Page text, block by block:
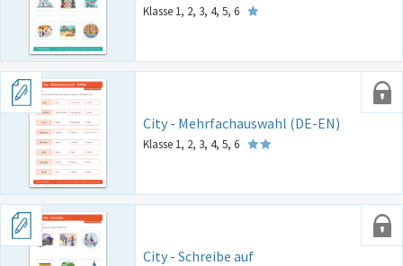
Klasse 1, 2, 3, 4, 5, 6
City - Mehrfachauswahl (DE-EN)
Klasse 1, 2, 3, 4, 5, 6
City - Schreibe auf